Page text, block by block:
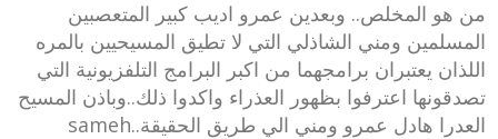
من هو المخلص.. وبعدين عمرو اديب كبير المتعصبين
المسلمين ومني الشاذلي التي لا تطيق المسيحيين بالمره
اللذان يعتبران برامجهما من اكبر البرامج التلفزيونية التي
تصدقونها اعترفوا بظهور العذراء واكدوا ذلك..وباذن المسيح
العدرا هادل عمرو ومني الي طريق الحقيقة..sameh